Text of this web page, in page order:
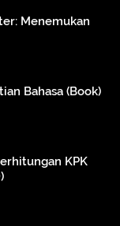
Menemukan
Bahasa (Book)
KPK